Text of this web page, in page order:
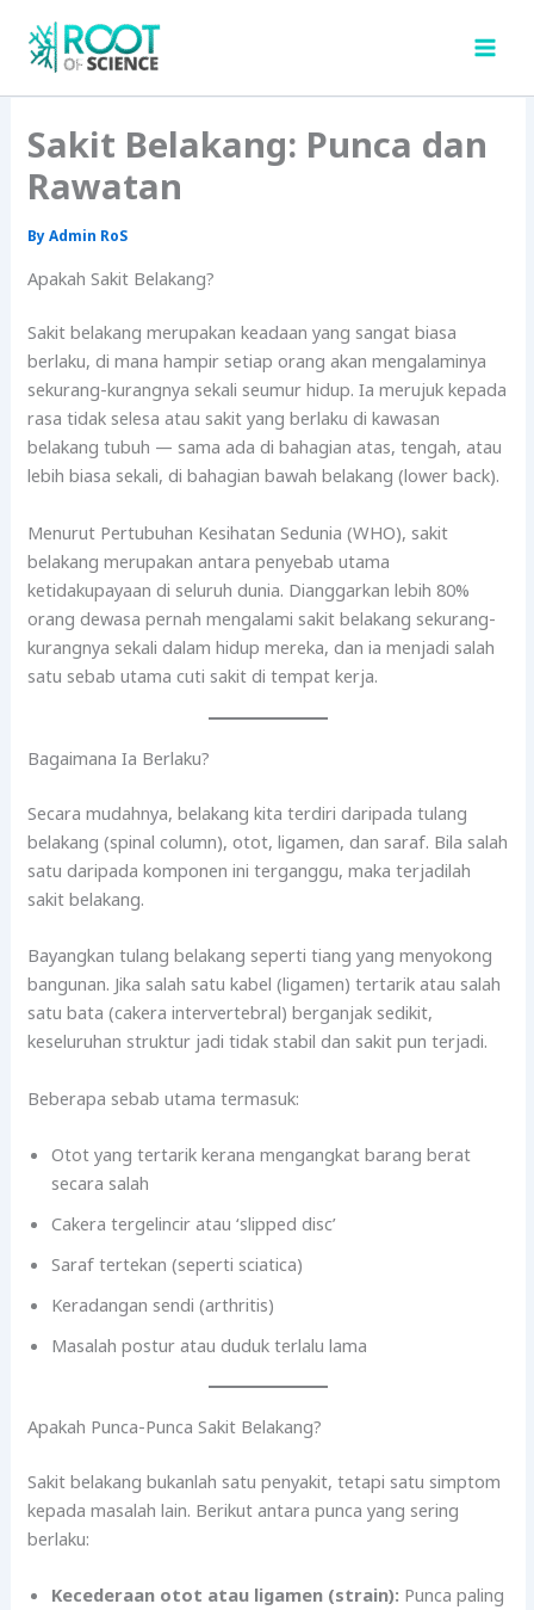
content
Sakit Belakang: Punca dan
Rawatan
ByAdmin RoS
Apakah Sakit Belakang?
Sakit belakang merupakan keadaan yang sangat biasa
berlaku, di mana hampir setiap orang akan mengalaminya
sekurang-kurangnya sekali seumur hidup. Ia merujuk kepada
rasa tidak selesa atau sakit yang berlaku di kawasan
belakang tubuh — sama ada di bahagian atas, tengah, atau
lebih biasa sekali, di bahagian bawah belakang (lower back).
Menurut Pertubuhan Kesihatan Sedunia (WHO), sakit
belakang merupakan antara penyebab utama
ketidakupayaan di seluruh dunia. Dianggarkan lebih 80%
orang dewasa pernah mengalami sakit belakang sekurang-
kurangnya sekali dalam hidup mereka, dan ia menjadi salah
satu sebab utama cuti sakit di tempat kerja.
Bagaimana Ia Berlaku?
Secara mudahnya, belakang kita terdiri daripada tulang
belakang (spinal column), otot, ligamen, dan saraf. Bila salah
satu daripada komponen ini terganggu, maka terjadilah
sakit belakang.
Bayangkan tulang belakang seperti tiang yang menyokong
bangunan. Jika salah satu kabel (ligamen) tertarik atau salah
satu bata (cakera intervertebral) berganjak sedikit,
keseluruhan struktur jadi tidak stabil dan sakit pun terjadi.
Beberapa sebab utama termasuk:
Otot yang tertarik kerana mengangkat barang berat
secara salah
Cakera tergelincir atau ‘slipped disc’
Saraf tertekan (seperti sciatica)
Keradangan sendi (arthritis)
Masalah postur atau duduk terlalu lama
Apakah Punca-Punca Sakit Belakang?
Sakit belakang bukanlah satu penyakit, tetapi satu simptom
kepada masalah lain. Berikut antara punca yang sering
berlaku:
Kecederaan otot atau ligamen (strain): Punca paling